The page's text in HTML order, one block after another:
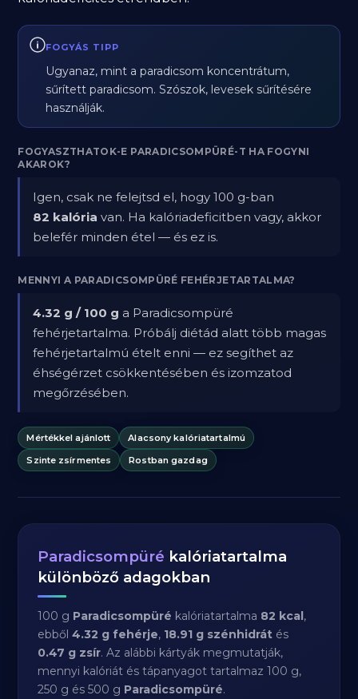
FOGYÁS TIPP
Ugyanaz, mint a paradicsom koncentrátum,
sűrített paradicsom. Szószok, levesek sűrítésére
használják.
FOGYASZTHATOK-E PARADICSOMPÜRÉ-T HA FOGYNI
AKAROK?
Igen, csak ne felejtsd el, hogy 100 g-ban
82 kalória van. Ha kalóriadeficitben vagy, akkor
belefér minden étel — és ez is.
MENNYI A PARADICSOMPÜRÉ FEHÉRJETARTALMA?
4.32 g / 100 g a Paradicsompüré
fehérjetartalma. Próbálj diétád alatt több magas
fehérjetartalmú ételt enni — ez segíthet az
éhségérzet csökkentésében és izomzatod
megőrzésében.
Mértékkel ajánlott
Alacsony kalóriatartalmú
Szinte zsírmentes
Rostban gazdag
Paradicsompüré kalóriatartalma
különböző adagokban
100 g Paradicsompüré kalóriatartalma 82 kcal,
ebből4.32 g fehérje, 18.91 g szénhidrát és
0.47 g zsír. Az alábbi kártyák megmutatják,
mennyi kalóriát és tápanyagot tartalmaz 100 g,
250 g és 500 g Paradicsompüré.